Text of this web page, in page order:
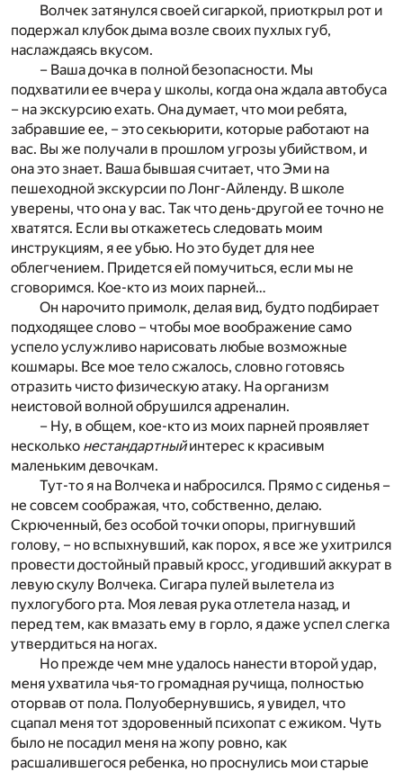
Волчек затянулся своей сигаркой, приоткрыл рот и
подержал клубок дыма возле своих пухлых губ,
наслаждаясь вкусом.
– Ваша дочка в полной безопасности. Мы
подхватили ее вчера у школы, когда она ждала автобуса
– на экскурсию ехать. Она думает, что мои ребята,
забравшие ее, – это секьюрити, которые работают на
вас. Вы же получали в прошлом угрозы убийством, и
она это знает. Ваша бывшая считает, что Эми на
пешеходной экскурсии по Лонг-Айленду. В школе
уверены, что она у вас. Так что день-другой ее точно не
хватятся. Если вы откажетесь следовать моим
инструкциям, я ее убью. Но это будет для нее
облегчением. Придется ей помучиться, если мы не
сговоримся. Кое-кто из моих парней…
Он нарочито примолк, делая вид, будто подбирает
подходящее слово – чтобы мое воображение само
успело услужливо нарисовать любые возможные
кошмары. Все мое тело сжалось, словно готовясь
отразить чисто физическую атаку. На организм
неистовой волной обрушился адреналин.
– Ну, в общем, кое-кто из моих парней проявляет
несколько нестандартныйинтерес к красивым
маленьким девочкам.
Тут-то я на Волчека и набросился. Прямо с сиденья –
не совсем соображая, что, собственно, делаю.
Скрюченный, без особой точки опоры, пригнувший
голову, – но вспыхнувший, как порох, я все же ухитрился
провести достойный правый кросс, угодивший аккурат в
левую скулу Волчека. Сигара пулей вылетела из
пухлогубого рта. Моя левая рука отлетела назад, и
перед тем, как вмазать ему в горло, я даже успел слегка
утвердиться на ногах.
Но прежде чем мне удалось нанести второй удар,
меня ухватила чья-то громадная ручища, полностью
оторвав от пола. Полуобернувшись, я увидел, что
сцапал меня тот здоровенный психопат с ежиком. Чуть
было не посадил меня на жопу ровно, как
расшалившегося ребенка, но проснулись мои старые